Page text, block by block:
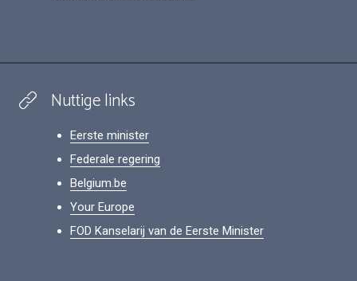
Nuttige links
Eerste minister
Federale regering
Belgium.be
Your Europe
FOD Kanselarij van de Eerste Minister